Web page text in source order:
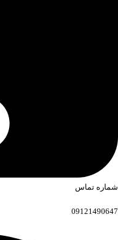
شماره تماس
09121490647